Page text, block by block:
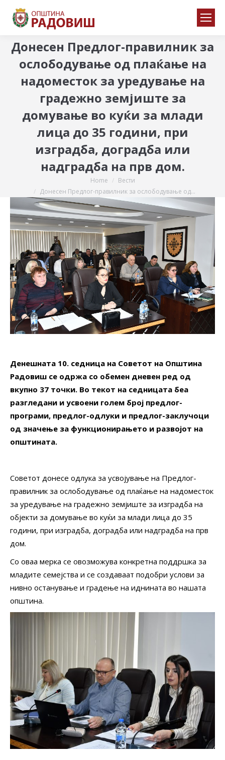
Донесен Предлог-правилник за
ослободување од плаќање на
надоместок за уредување на
градежно земјиште за
домување во куќи за млади
лица до 35 години, при
изградба, доградба или
надградба на прв дом.
Home
Вести
Донесен Предлог-правилник за ослободување од…
Денешната 10. седница на Советот на Општина
Радовиш се одржа со обемен дневен ред од
вкупно 37 точки. Во текот на седницата беа
разгледани и усвоени голем број предлог-
програми, предлог-одлуки и предлог-заклучоци
од значење за функционирањето и развојот на
општината.
Советот донесе одлука за усвојување на Предлог-
правилник за ослободување од плаќање на надоместок
за уредување на градежно земјиште за изградба на
објекти за домување во куќи за млади лица до 35
години, при изградба, доградба или надградба на прв
дом.
Со оваа мерка се овозможува конкретна поддршка за
младите семејства и се создаваат подобри услови за
нивно останување и градење на иднината во нашата
општина.